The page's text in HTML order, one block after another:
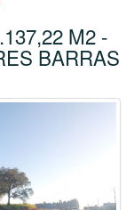
M2 -
BARRAS